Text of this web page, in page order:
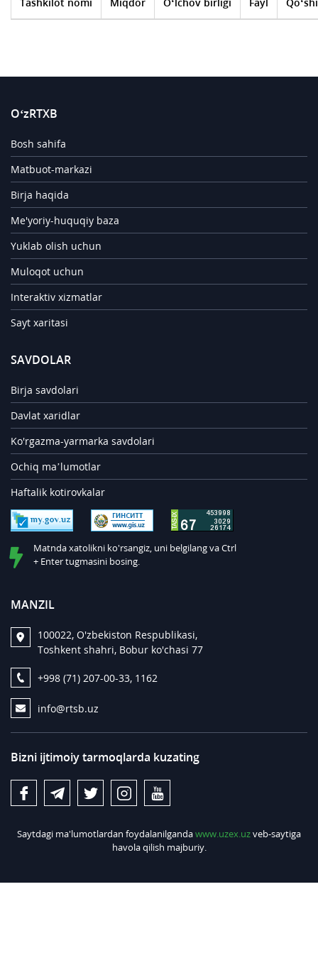
O‘zRTXB
Bosh sahifa
Matbuot-markazi
Birja haqida
Me'yoriy-huquqiy baza
Yuklab olish uchun
Muloqot uchun
Interaktiv xizmatlar
Sayt xaritasi
SAVDOLAR
Birja savdolari
Davlat xaridlar
Ko'rgazma-yarmarka savdolari
Ochiq ma’lumotlar
Haftalik kotirovkalar
Matnda xatolikni ko'rsangiz, uni belgilang va Ctrl
+ Enter tugmasini bosing.
MANZIL
100022, O'zbekiston Respublikasi,
Toshkent shahri, Bobur ko'chasi 77
+998 (71) 207-00-33, 1162
info@rtsb.uz
Bizni ijtimoiy tarmoqlarda kuzating
Saytdagi ma'lumotlardan foydalanilgandawww.uzex.uzveb-saytiga
havola qilish majburiy.